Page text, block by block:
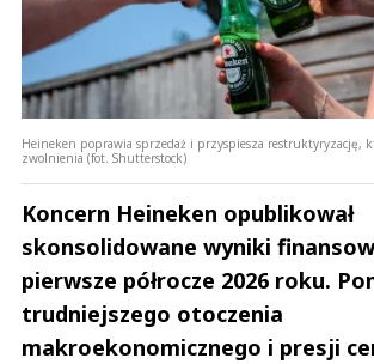
Heineken poprawia sprzedaż i przyspiesza restruktyryzację,
zwolnienia (fot. Shutterstock)
Koncern Heineken opublikował
skonsolidowane wyniki
pierwsze półrocze 2026 roku.
trudniejszego otoczenia
makroekonomicznego i presji